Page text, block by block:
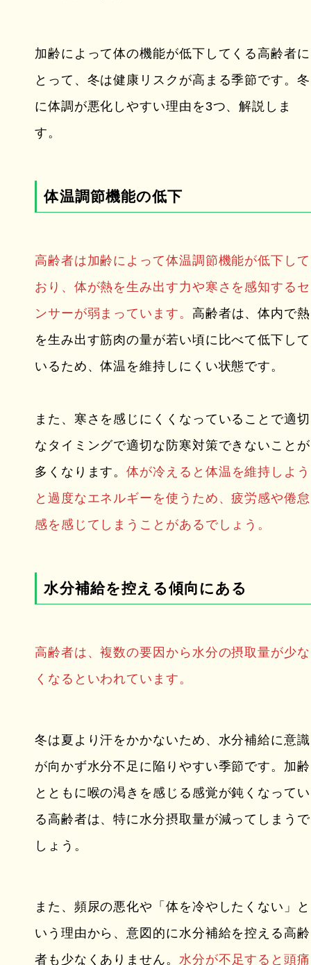
加齢によって体の機能が低下してくる高齢者に
とって、冬は健康リスクが高まる季節です。冬
に体調が悪化しやすい理由を3つ、解説しま
す。
体温調節機能の低下
高齢者は加齢によって体温調節機能が低下して
おり、体が熱を生み出す力や寒さを感知するセ
ンサーが弱まっています。 高齢者は、体内で熱
を生み出す筋肉の量が若い頃に比べて低下して
いるため、体温を維持しにくい状態です。
また、寒さを感じにくくなっていることで適切
なタイミングで適切な防寒対策できないことが
多くなります。体が冷えると体温を維持しよう
と過度なエネルギーを使うため、疲労感や倦怠
感を感じてしまうことがあるでしょう。
水分補給を控える傾向にある
高齢者は、複数の要因から水分の摂取量が少な
くなるといわれています。
冬は夏より汗をかかないため、水分補給に意識
が向かず水分不足に陥りやすい季節です。加齢
とともに喉の渇きを感じる感覚が鈍くなってい
る高齢者は、特に水分摂取量が減ってしまうで
しょう。
また、頻尿の悪化や「体を冷やしたくない」と
いう理由から、意図的に水分補給を控える高齢
者も少なくありません。 水分が不足すると頭痛